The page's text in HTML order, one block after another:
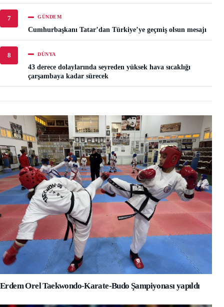
7 GÜNDEM
Cumhurbaşkanı Tatar’dan Türkiye’ye geçmiş olsun mesajı
8 DÜNYA
43 derece dolaylarında seyreden yüksek hava sıcaklığı
çarşambaya kadar sürecek
Erdem Orel Taekwondo-Karate-Budo Şampiyonası yapıldı